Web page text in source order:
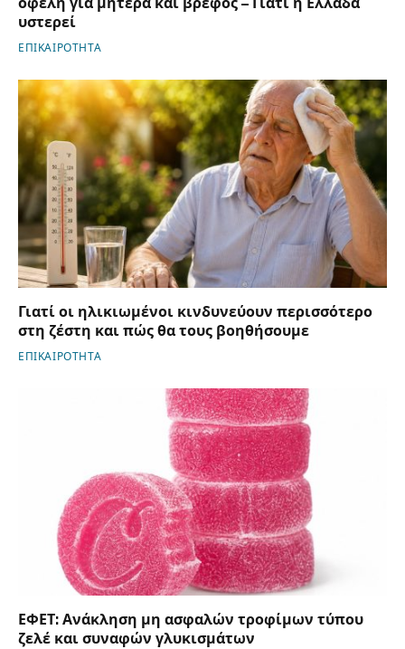
υστερεί
ΕΠΙΚΑΙΡΟΤΗΤΑ
Γιατί οι ηλικιωμένοι κινδυνεύουν περισσότερο
στη ζέστη και πώς θα τους βοηθήσουμε
ΕΠΙΚΑΙΡΟΤΗΤΑ
ΕΦΕΤ: Ανάκληση μη ασφαλών τροφίμων τύπου
ζελέ και συναφών γλυκισμάτων